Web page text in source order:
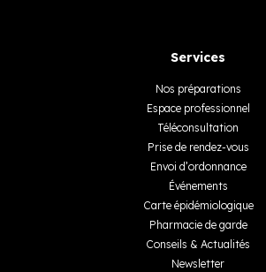
Services
Nos préparations
Espace professionnel
Téléconsultation
Prise de rendez-vous
Envoi d’ordonnance
Événements
Carte épidémiologique
Pharmacie de garde
Conseils & Actualités
Newsletter